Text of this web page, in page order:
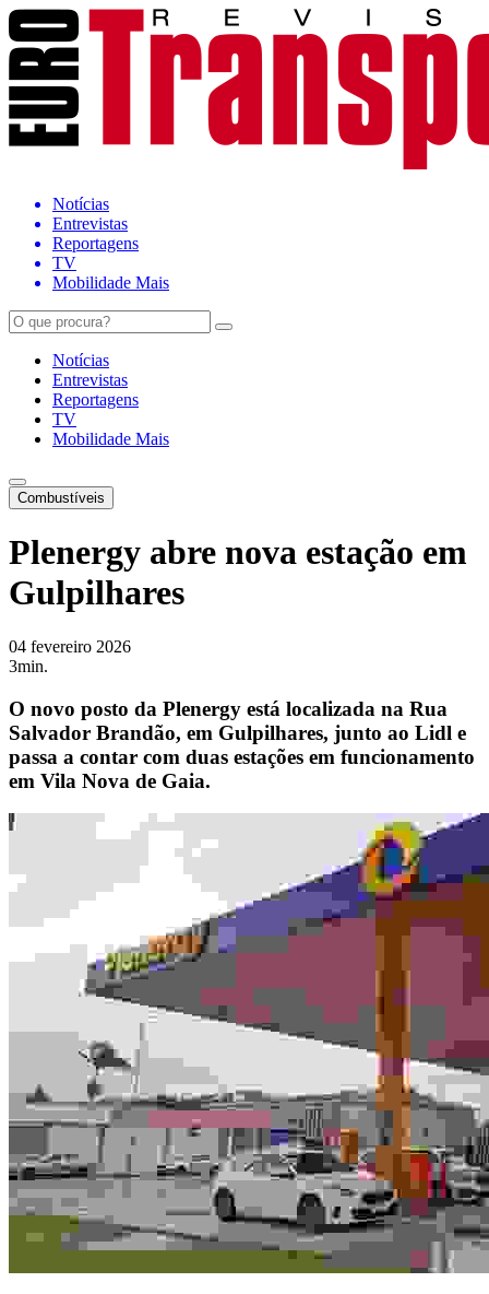
Notícias
Entrevistas
Reportagens
TV
Mobilidade Mais
Notícias
Entrevistas
Reportagens
TV
Mobilidade Mais
Combustíveis
Plenergy abre nova estação em
Gulpilhares
04 fevereiro 2026
3min.
O novo posto da Plenergy está localizada na Rua
Salvador Brandão, em Gulpilhares, junto ao Lidl e
passa a contar com duas estações em funcionamento
em Vila Nova de Gaia.